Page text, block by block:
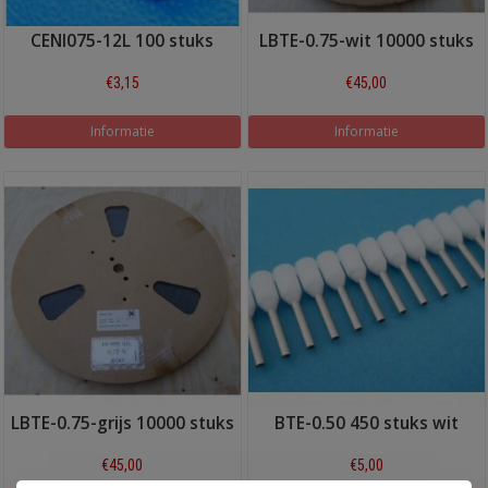
CENI075-12L 100 stuks
€3,15
Informatie
LBTE-0.75-wit 10000 stuks
€45,00
Informatie
LBTE-0.75-grijs 10000 stuks
€45,00
BTE-0.50 450 stuks wit
€5,00